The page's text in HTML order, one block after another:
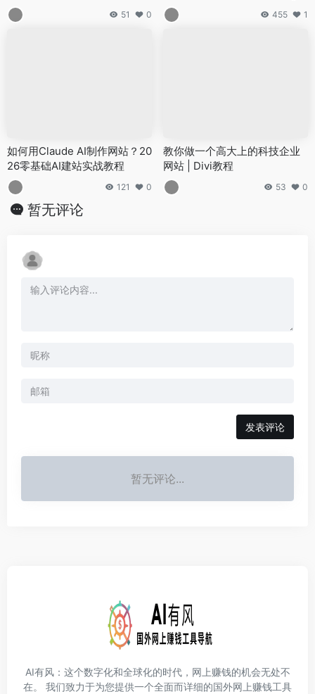
51 0
服务器
455 1
如何用Claude AI制作网站？20
26零基础AI建站实战教程
121 0
教你做一个高大上的科技企业
网站 | Divi教程
53 0
暂无评论
发表评论
暂无评论...
AI有风：这个数字化和全球化的时代，网上赚钱的机会无处不
在。 我们致力于为您提供一个全面而详细的国外网上赚钱工具